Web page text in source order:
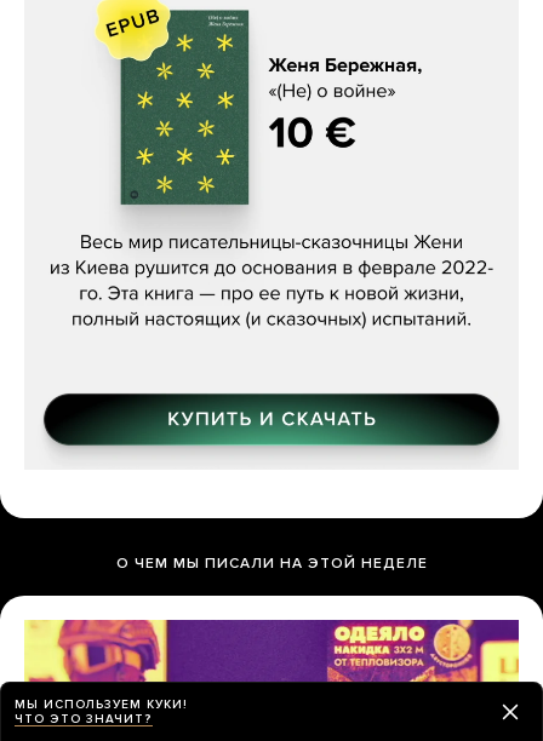
Женя Бережная, «(Не) о войне»
О ЧЕМ МЫ ПИСАЛИ НА ЭТОЙ НЕДЕЛЕ
МЫ ИСПОЛЬЗУЕМ КУКИ!
ЧТО ЭТО ЗНАЧИТ?